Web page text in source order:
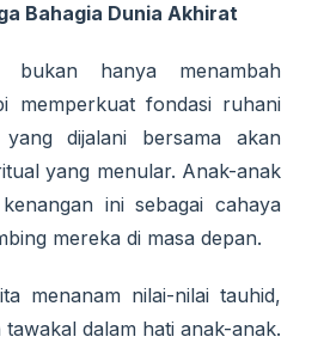
Bahagia Dunia Akhirat
bukan hanya menambah
memperkuat fondasi ruhani
dijalani bersama akan
yang menular. Anak-anak
ini sebagai cahaya
mereka di masa depan.
menanam nilai-nilai tauhid,
dalam hati anak-anak.